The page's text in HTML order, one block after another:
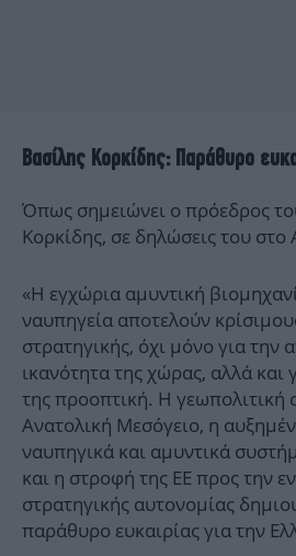
Βασίλης Κορκίδης: Παράθυρο
Όπως σημειώνει ο πρόεδρος
Κορκίδης, σε δηλώσεις του
«Η εγχώρια αμυντική
ναυπηγεία αποτελούν
στρατηγικής, όχι μόνο για την
ικανότητα της χώρας, αλλά και
της προοπτική. Η γεωπολιτική
Ανατολική Μεσόγειο, η
ναυπηγικά και αμυντικά
και η στροφή της ΕΕ προς την
στρατηγικής αυτονομίας
παράθυρο ευκαιρίας για την